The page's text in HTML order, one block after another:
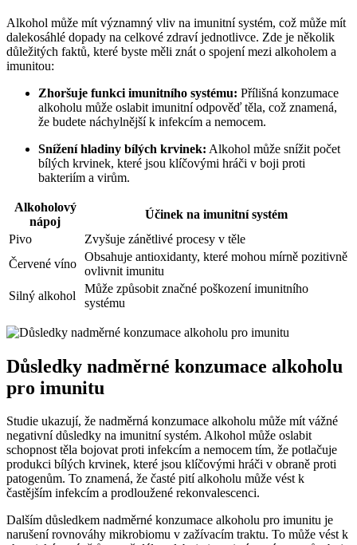
Alkohol může mít významný vliv na imunitní systém, což může mít
dalekosáhlé dopady na celkové zdraví jednotlivce. Zde je několik
důležitých faktů, které byste měli znát o spojení mezi alkoholem a
imunitou:
Zhoršuje funkci imunitního systému: Přílišná konzumace
alkoholu může oslabit imunitní odpověď těla, což znamená,
že budete náchylnější k infekcím a nemocem.
Snížení hladiny bílých krvinek: Alkohol může snížit počet
bílých krvinek, které jsou klíčovými hráči v boji proti
bakteriím a virům.
Alkoholový
nápoj
Účinek na imunitní systém
Pivo
Zvyšuje zánětlivé procesy v těle
Červené víno
Obsahuje antioxidanty, které mohou mírně pozitivně
ovlivnit imunitu
Silný alkohol
Může způsobit značné poškození imunitního
systému
Důsledky nadměrné konzumace alkoholu
pro imunitu
Studie ukazují, že nadměrná konzumace alkoholu může mít vážné
negativní důsledky na imunitní systém. Alkohol může oslabit
schopnost těla bojovat proti infekcím a nemocem tím, že potlačuje
produkci bílých krvinek, které jsou klíčovými hráči v obraně proti
patogenům. To znamená, že časté pití alkoholu může vést k
častějším infekcím a prodloužené rekonvalescenci.
Dalším důsledkem nadměrné konzumace alkoholu pro imunitu je
narušení rovnováhy mikrobiomu v zažívacím traktu. To může vést k